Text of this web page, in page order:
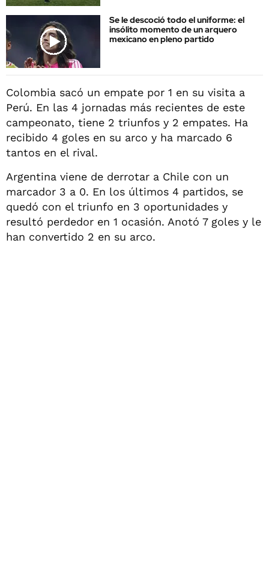
Se le descoció todo el uniforme: el
insólito momento de un arquero
mexicano en pleno partido
Colombia sacó un empate por 1 en su visita a
Perú. En las 4 jornadas más recientes de este
campeonato, tiene 2 triunfos y 2 empates. Ha
recibido 4 goles en su arco y ha marcado 6
tantos en el rival.
Argentina viene de derrotar a Chile con un
marcador 3 a 0. En los últimos 4 partidos, se
quedó con el triunfo en 3 oportunidades y
resultó perdedor en 1 ocasión. Anotó 7 goles y le
han convertido 2 en su arco.